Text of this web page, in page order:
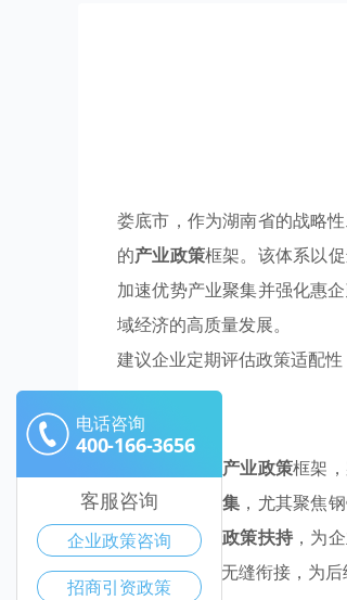
娄底市，作为湖南省的战略
的产业政策框架。该体系以
加速优势产业聚集并强化惠
域经济的高质量发展。
建议企业定期评估政策适配
产业政策框架
动优势产业聚集 ，尤其聚焦
利，强化
惠企政策扶持 ，为
区域协同发展无缝衔接，为后
电话咨询
400-166-3656
客服咨询
企业政策咨询
招商引资政策